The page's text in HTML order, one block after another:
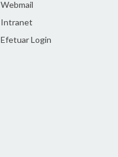
Webmail
Intranet
Efetuar Login